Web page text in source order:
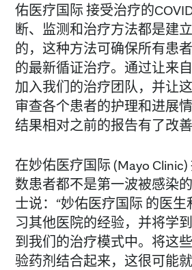
佑医疗国际 接受治疗的
断、监测和治疗方法都是建
的，这种方法可确保所有患
的最新循证治疗。通过让来
加入我们的治疗团队，并让
审查各个患者的护理和进展
结果相对之前的报告有了改
在妙佑医疗国际 (Mayo
数患者都不是第一波被感染
士说：“妙佑医疗国际 的医
习其他医院的经验，并将学
到我们的治疗模式中。将这
验药剂结合起来，这很可能